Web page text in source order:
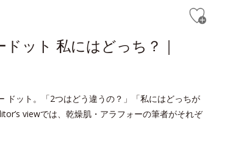
ット 私にはどっち？｜
ドット。「2つはどう違うの？」「私にはどっちが
viewでは、乾燥肌・アラフォーの筆者がそれぞ